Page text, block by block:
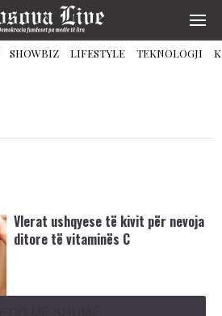
SHOWBIZ LIFESTYLE TEKNOLOGJI
Vlerat ushqyese të kivit për nevoja
ditore të vitaminës C